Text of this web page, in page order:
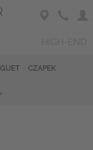
CZAPEK